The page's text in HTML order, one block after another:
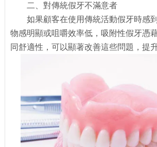
二、對傳統假牙不滿意者
如果顧客在使用傳統活動假牙時感
物感明顯或咀嚼效率低，吸附性假牙憑
同舒適性，可以顯著改善這些問題，提